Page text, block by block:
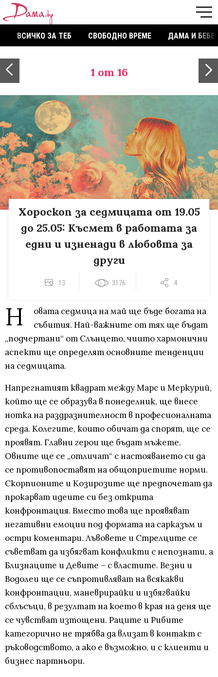
ВСИЧКО ЗА ТЕБ СВОБОДНО ВРЕМЕ ДАМА И БЕБЕ
1 от 16
Хороскоп за седмицата от 19.05
до 25.05: Късмет в работата за
едни и изненади в любовта за
други
13 3176 4
Н
овата седмица на май ще бъде богата на
събития. Най-важните от тях ще бъдат
„подчертани“ от Слънцето, чиито хармонични
аспекти ще определят основните тенденции
на седмицата.
Напрегнатият квадрат между Марс и Меркурий,
който ще се образува в понеделник, ще внесе
нотка на раздразнителност в професионалната
среда. Колегите, които обичат да спорят, ще се
проявят. Главни герои ще бъдат мъжете.
Овните ще се „отличат“ с настояването си да
се противопоставят на общоприетите норми.
Скорпионите и Козирозите ще предпочетат да
прокарват идеите си без открита
конфронтация. Вместо това ще проявяват
негативни емоции под формата на сарказъм и
остри коментари. Лъвовете и Стрелците се
съветват да избягват конфликти с непознати, а
Близнаците и Девите – с властите. Везни и
Водолеи ще се съпротивляват на всякакви
конфронтации, маневрирайки и избягвайки
сблъсъци, в резултат на което в края на деня ще
се чувстват изтощени. Раците и Рибите
категорично не трябва да влизат в контакт с
ръководството, а ако е възможно, и с клиенти и
бизнес партньори.